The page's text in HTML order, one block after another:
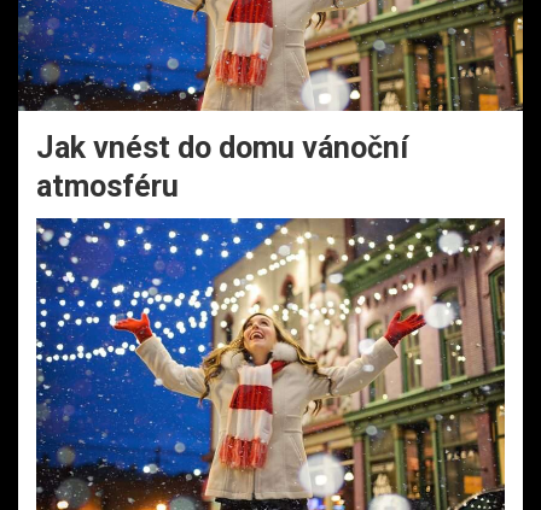
Jak vnést do domu vánoční
atmosféru